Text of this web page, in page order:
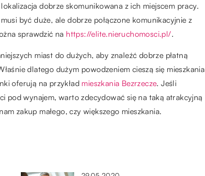
dobrze skomunikowana z ich miejscem pracy.
być duże, ale dobrze połączone komunikacyjnie z
sprawdzić na https://elite.nieruchomosci.pl/.
miast do dużych, aby znaleźć dobrze płatną
dlatego dużym powodzeniem cieszą się mieszkania
oferują na przykład mieszkania Bezrzecze. Jeśli
pod wynajem, warto zdecydować się na taką atrakcyjną
zakup małego, czy większego mieszkania.